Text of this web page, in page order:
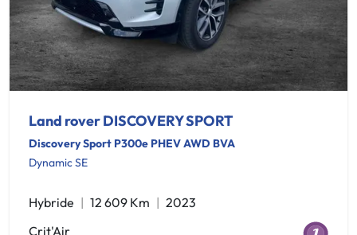
Land rover DISCOVERY SPORT
Discovery Sport P300e PHEV AWD BVA
Dynamic SE
Hybride 12 609 Km
2023
Crit'Air